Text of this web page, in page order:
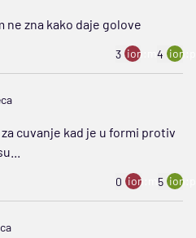
ne zna kako daje golove
3 ion:minus
4
cuvanje kad je u formi protiv
0 ion:minus
5